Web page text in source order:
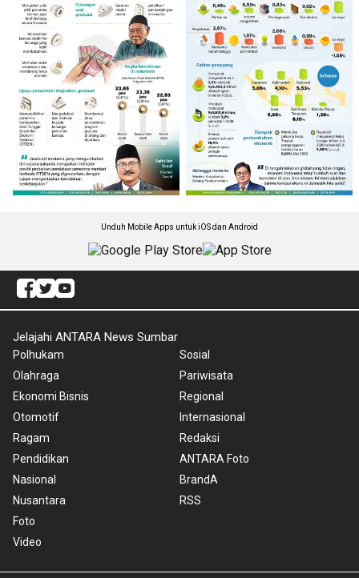
Unduh Mobile Apps untuk iOS dan Android
Jelajahi ANTARA News Sumbar
Polhukam
Olahraga
Ekonomi Bisnis
Otomotif
Ragam
Pendidikan
Nasional
Nusantara
Foto
Video
Sosial
Pariwisata
Regional
Internasional
Redaksi
ANTARA Foto
BrandA
RSS